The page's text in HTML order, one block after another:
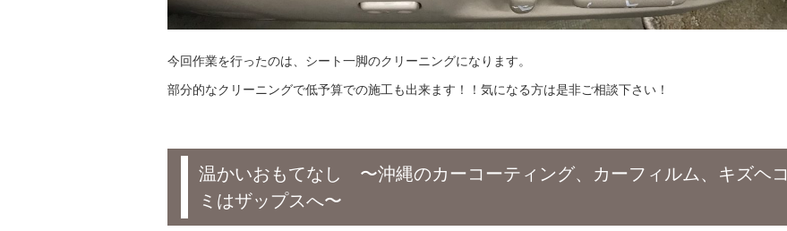
今回作業を行ったのは、シート一脚のクリーニングになります。
部分的なクリーニングで低予算での施工も出来ます！！気になる方は是非ご相談下さい！
温かいおもてなし 〜沖縄のカーコーティング、カーフィルム、キズヘコ
ミはザップスへ〜